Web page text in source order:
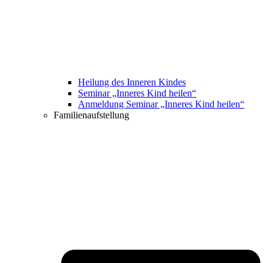
Heilung des Inneren Kindes
Seminar „Inneres Kind heilen“
Anmeldung Seminar „Inneres Kind heilen“
Familienaufstellung